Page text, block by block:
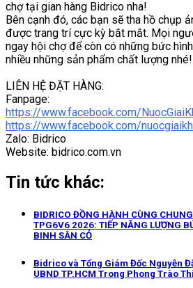
chợ tại gian hàng Bidrico nha!
Bên cạnh đó, các bạn sẽ tha hồ chụp
được trang trí cực kỳ bắt mắt. Mọi
ngay hội chợ để còn có những bức
nhiều những sản phẩm chất lượng nhé!
LIÊN HỆ ĐẶT HÀNG:
Fanpage:
https://www.facebook.com/
https://www.facebook.com/
Zalo: Bidrico
Website: bidrico.com.vn
Tin tức khác:
BIDRICO ĐỒNG HÀNH CÙNG
TPG6V6 2026: TIẾP NĂNG LƯỢNG
BINH SÂN CỎ
Bidrico và Tổng Giám Đốc Nguyễn
UBND TP.HCM Trong Phong Trào